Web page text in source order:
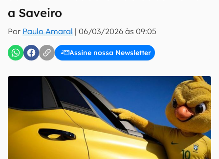
a Saveiro
Por Paulo Amaral | 06/03/2026 às 09:05
Assine nossa Newsletter
inscreva-se
Uso e Política de Privacidade do Canaltech.